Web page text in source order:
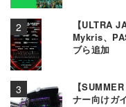
【ULTRA
Mykris、
ブら追加
【
ナー向けガ